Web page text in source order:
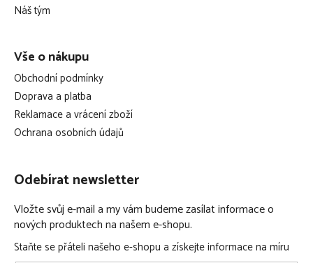
Náš tým
Vše o nákupu
Obchodní podmínky
Doprava a platba
Reklamace a vrácení zboží
Ochrana osobních údajů
Odebírat newsletter
Vložte svůj e-mail a my vám budeme zasílat informace o
nových produktech na našem e-shopu.
Staňte se přáteli našeho e-shopu a získejte informace na míru